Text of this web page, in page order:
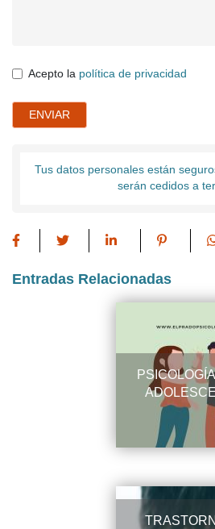
Acepto la política de privacidad
ENVIAR
Tus datos personales están
serán cedidos a
Entradas Relacionadas